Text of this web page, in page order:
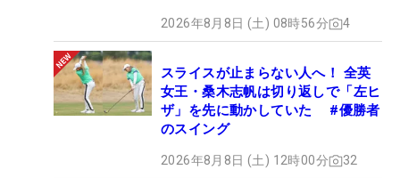
2026年8月8日 (土) 08時56分 4
スライスが止まらない人へ！ 全英
女王・桑木志帆は切り返しで「左ヒ
ザ」を先に動かしていた #優勝者
のスイング
2026年8月8日 (土) 12時00分 32